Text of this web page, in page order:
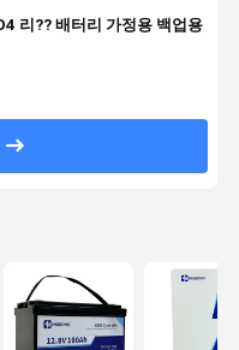
리?? 배터리 가정용 백업용